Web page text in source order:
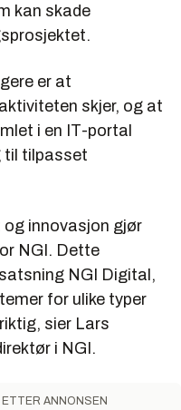
kan skade
er at
skjer, og at
i en IT-portal
til tilpasset
innovasjon gjør
NGI. Dette
NGI Digital,
for ulike typer
sier Lars
i NGI.
ANNONSEN